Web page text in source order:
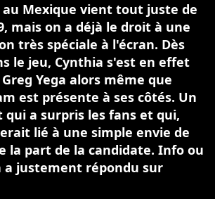
au Mexique vient tout juste de
mais on a déjà le droit à une
très spéciale à l'écran. Dès
le jeu, Cynthia s'est en effet
Yega alors même que
est présente à ses côtés. Un
a surpris les fans et qui,
lié à une simple envie de
la part de la candidate. Info ou
a justement répondu sur